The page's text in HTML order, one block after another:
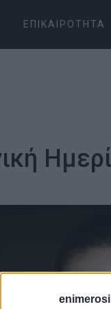
ΕΠΙΚΑΙΡΌΤΗΤΑ